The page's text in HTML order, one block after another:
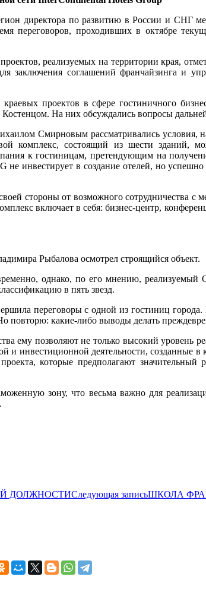
директора по развитию в России и СНГ
переговоров, проходивших в октябре
реализуемых на территории края,
заключения соглашений франчайзинга и
проектов в сфере гостиничного
На них обсуждались вопросы
Смирновым рассматривались условия,
комплекс, состоящий из шести зданий,
к гостиницам, претендующим на
инвестирует в создание отелей, но
стороны от возможного сотрудничества с
включает в себя: бизнес-центр,
Рыбалова осмотрел строящийся объект.
однако, по его мнению,
в пять звезд.
переговоры с одной из гостиниц
какие-либо выводы делать
ему позволяют не только высокий уровень
и инвестиционной деятельности,
которые предполагают
зону, что весьма важно для
ДОЛЖНОСТИСледующая записьШКОЛА